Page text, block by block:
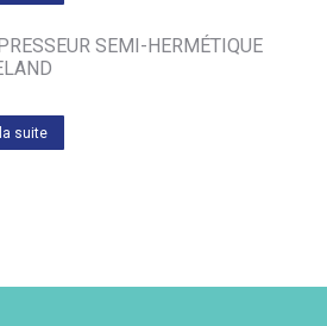
SEMI-HERMÉTIQUE
suite